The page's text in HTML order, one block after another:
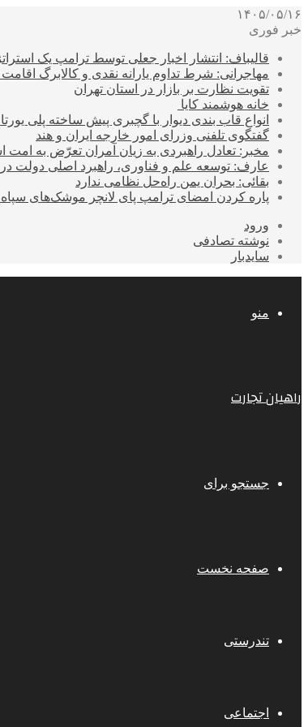
۱۴۰۵/۰۵/۱۶
خبر فوری
قالیباف: انتشار اخبار جعلی توسط ترامپ یک
مهاجرانی: شرط تداوم یارانه نقدی و کالابرگ
تقویت نظارت بر بازار در استان تهران
خانه هوشمند کایا
انواع قاب بندی دیوار با گچبری پیش ساخته پلی
گفتگوی تلفنی وزرای امور خارجه ایران و هند
مخبر: تعادل راهبردی به زیان آمران تعرّض به امت
عارف: توسعه علم و فناوری، راهبرد اصلی دولت
بقائی: بحران یمن راه‌حل نظامی ندارد
پاره کردن امضای ترامپ پای لانچر موشک‌های سپاه
ورود
نوشته تصادفی
سایدبار
منو
راهیان تجارت
جستجو برای
صفحه نخست
تندرستی
اجتماعی